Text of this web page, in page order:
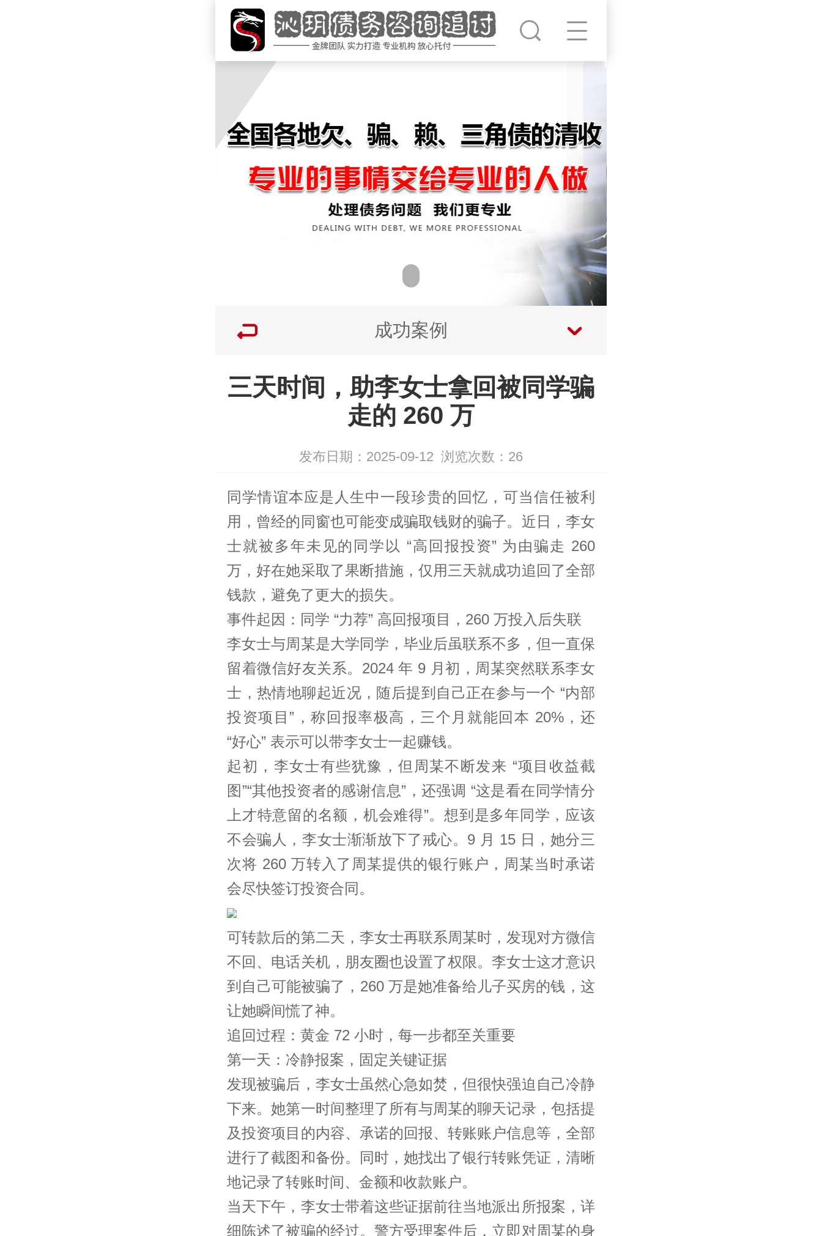
成功案例
三天时间，助李女士拿回被同学骗
走的 260 万
发布日期：2025-09-12 浏览次数： 26
同学情谊本应是人生中一段珍贵的回忆，可当信任被利
用，曾经的同窗也可能变成骗取钱财的骗子。近日，李女
士就被多年未见的同学以 “高回报投资” 为由骗走 260
万，好在她采取了果断措施，仅用三天就成功追回了全部
钱款，避免了更大的损失。
事件起因：同学 “力荐” 高回报项目，260 万投入后失联
李女士与周某是大学同学，毕业后虽联系不多，但一直保
留着微信好友关系。2024 年 9 月初，周某突然联系李女
士，热情地聊起近况，随后提到自己正在参与一个 “内部
投资项目”，称回报率极高，三个月就能回本 20%，还
“好心” 表示可以带李女士一起赚钱。
起初，李女士有些犹豫，但周某不断发来 “项目收益截
图”“其他投资者的感谢信息”，还强调 “这是看在同学情分
上才特意留的名额，机会难得”。想到是多年同学，应该
不会骗人，李女士渐渐放下了戒心。9 月 15 日，她分三
次将 260 万转入了周某提供的银行账户，周某当时承诺
会尽快签订投资合同。
可转款后的第二天，李女士再联系周某时，发现对方微信
不回、电话关机，朋友圈也设置了权限。李女士这才意识
到自己可能被骗了，260 万是她准备给儿子买房的钱，这
让她瞬间慌了神。
追回过程：黄金 72 小时，每一步都至关重要
第一天：冷静报案，固定关键证据
发现被骗后，李女士虽然心急如焚，但很快强迫自己冷静
下来。她第一时间整理了所有与周某的聊天记录，包括提
及投资项目的内容、承诺的回报、转账账户信息等，全部
进行了截图和备份。同时，她找出了银行转账凭证，清晰
地记录了转账时间、金额和收款账户。
当天下午，李女士带着这些证据前往当地派出所报案，详
细陈述了被骗的经过。警方受理案件后，立即对周某的身